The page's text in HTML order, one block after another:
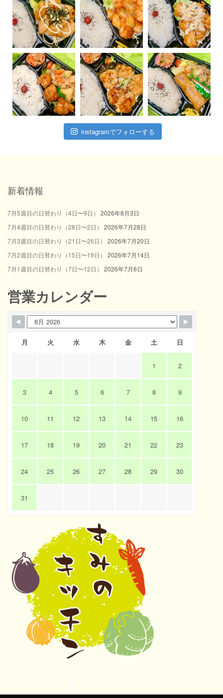
instagramでフォローする
新着情報
7月5週目の日替わり（4日〜9日） 2026年8月3日
7月4週目の日替わり（28日〜2日） 2026年7月28日
7月3週目の日替わり（21日〜26日） 2026年7月20日
7月2週目の日替わり（15日〜19日） 2026年7月14日
7月1週目の日替わり（7日〜12日） 2026年7月6日
営業カレンダー
月 火 水 木 金 土 日
1 2
3 4 5 6 7 8 9
10 11 12 13 14 15 16
17 18 19 20 21 22 23
24 25 26 27 28 29 30
31